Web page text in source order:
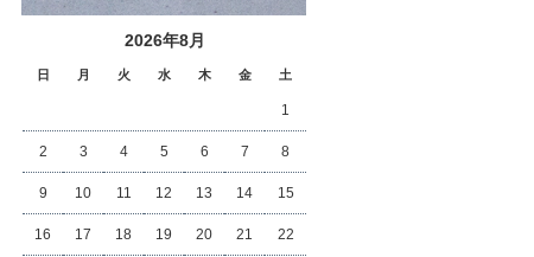
2026年8月
日 月 火 水 木 金 土
1
2 3 4 5 6 7 8
9 10 11 12 13 14 15
16 17 18 19 20 21 22